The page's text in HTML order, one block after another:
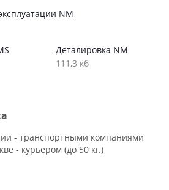
NM
Деталировка NM
111,3 кб
- транспортными компаниями
- курьером (до 50 кг.)